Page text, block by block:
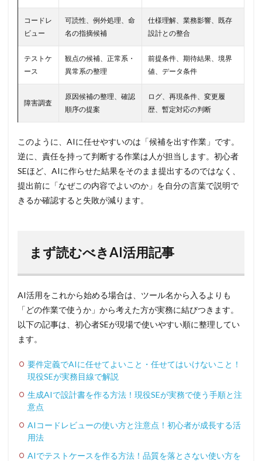
コードレ
ビュー
可読性、例外処理、命
名の指摘候補
仕様理解、業務影響、既存
設計との整合
テストケ
ース
観点の候補、正常系・
異常系の整理
前提条件、期待結果、境界
値、データ条件
障害調査
原因候補の整理、確認
順序の提案
ログ、再現条件、変更履
歴、暫定対応の判断
このように、AIに任せやすいのは「候補を出す作業」です。
逆に、責任を持って判断する作業は人が担当します。初心者
SEほど、AIに作らせた結果をそのまま提出するのではなく、
提出前に「なぜこの内容でよいのか」を自分の言葉で説明で
きるか確認すると失敗が減ります。
まず読むべきAI活用記事
AI活用をこれから始める場合は、ツール名から入るよりも
「どの作業で使うか」から考えた方が実務に結びつきます。
以下の記事は、初心者SEが現場で使いやすい順に整理してい
ます。
要件定義でAIに任せてよいこと・任せてはいけないこと！
現役SEが実務目線で解説
生成AIで設計書を作る方法！現役SEが実務で使う手順と注
意点
AIコードレビューの使い方と注意点！初心者が成長する活
用法
AIでテストケースを作る方法！品質を落とさない使い方を